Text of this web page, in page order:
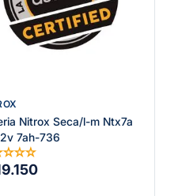
Nitrox Seca/l-m Ntx7a
7ah-736
☆☆☆